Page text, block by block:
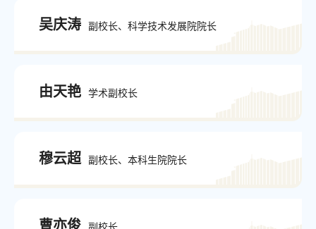
吴庆涛 副校长、科学技术发展院院长
由天艳 学术副校长
穆云超 副校长、本科生院院长
曹亦俊 副校长